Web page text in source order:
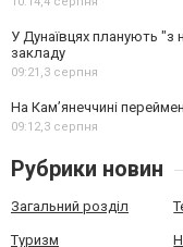
У Дунаївцях планують "з
закладу
09:21,3 серпня
На Камʼянеччині
09:12,3 серпня
Рубрики новин
Загальний розділ
Туризм